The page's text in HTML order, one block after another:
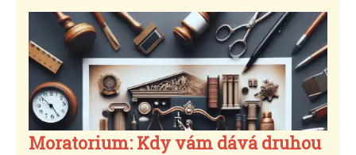
Moratorium: Kdy vám dává druhou